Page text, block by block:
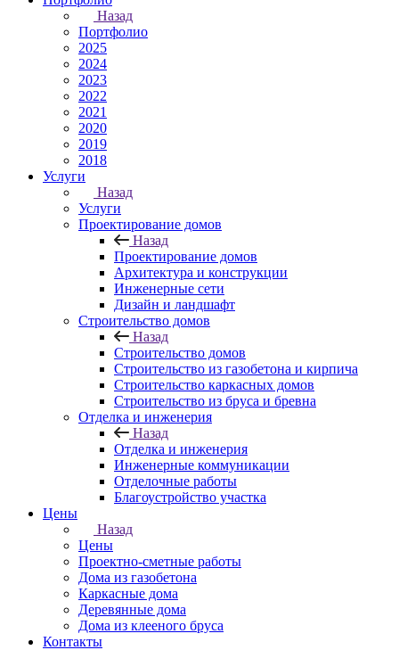
Назад
Портфолио
2025
2024
2023
2022
2021
2020
2019
2018
Услуги
Назад
Услуги
Проектирование домов
Назад
Проектирование домов
Архитектура и конструкции
Инженерные сети
Дизайн и ландшафт
Строительство домов
Назад
Строительство домов
Строительство из газобетона и кирпича
Строительство каркасных домов
Строительство из бруса и бревна
Отделка и инженерия
Назад
Отделка и инженерия
Инженерные коммуникации
Отделочные работы
Благоустройство участка
Цены
Назад
Цены
Проектно-сметные работы
Дома из газобетона
Каркасные дома
Деревянные дома
Дома из клееного бруса
Контакты